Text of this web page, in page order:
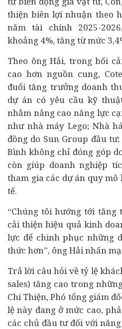
thiện biên lợi nhuận theo
năm tài chính 2025-
khoảng 4%, tăng từ mức
Theo ông Hải, trong bối
cao hơn nguồn cung,
đuổi tăng trưởng doanh
dự án có yêu cầu kỹ
nhằm nâng cao năng lực
như nhà máy Lego; Nhà
đồng do Sun Group đầu
Bình không chỉ đóng góp
còn giúp doanh nghiệp
tham gia các dự án quy
tế.
“Chúng tôi hướng tới tăng
cải thiện hiệu quả kinh
lực để chinh phục những
thức hơn”, ông Hải nhấn
Trả lời câu hỏi về tỷ lệ
sales) tăng cao trong
Chí Thiện, Phó tổng giám
lệ này đang ở mức cao,
các chủ đầu tư đối với